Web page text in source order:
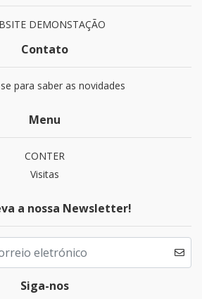
DEMONSTAÇÃO
Contato
para saber as novidades
Menu
CONTER
Visitas
a nossa Newsletter!
Siga-nos